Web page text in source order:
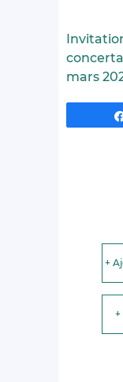
mars
+